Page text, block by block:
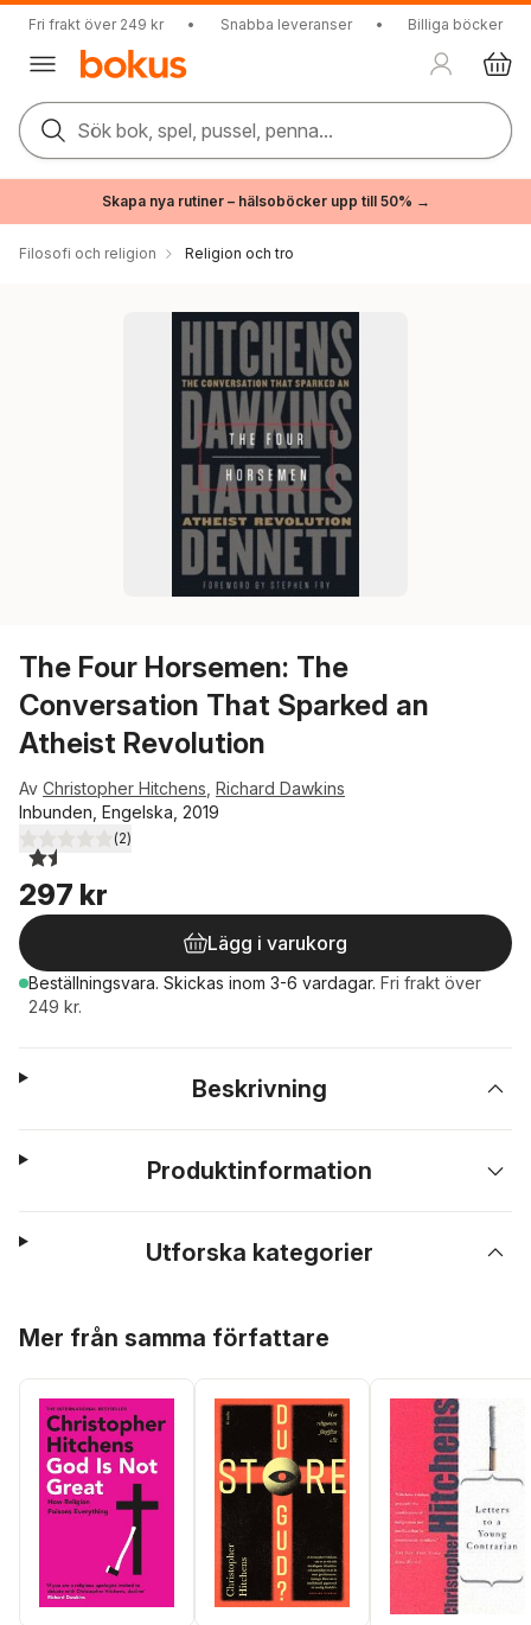
Fri frakt över 249 kr • Snabba leveranser • Billiga böcker
Sök bok, spel, pussel, penna...
Skapa nya rutiner – hälsoböcker upp till 50% →
Filosofi och religion Religion och tro
The Four Horsemen: The
Conversation That Sparked an
Atheist Revolution
Av Christopher Hitchens Richard Dawkins
Inbunden, Engelska, 2019
1,5utav 5 stjärnor. Totalt antal röster:
(2)
297 kr
Lägg i varukorg
Beställningsvara. Skickas inom 3-6 vardagar. Fri frakt över
249 kr.
Beskrivning
Produktinformation
Utforska kategorier
Mer från samma författare